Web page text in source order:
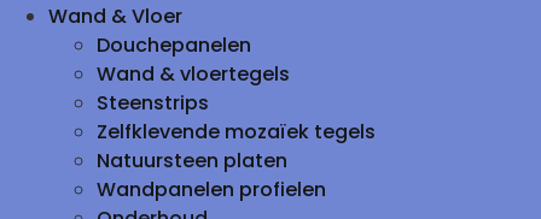
Wand & Vloer
Douchepanelen
Wand & vloertegels
Steenstrips
Zelfklevende mozaïek tegels
Natuursteen platen
Wandpanelen profielen